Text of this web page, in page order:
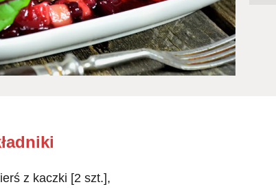
z kaczki [2 szt.],